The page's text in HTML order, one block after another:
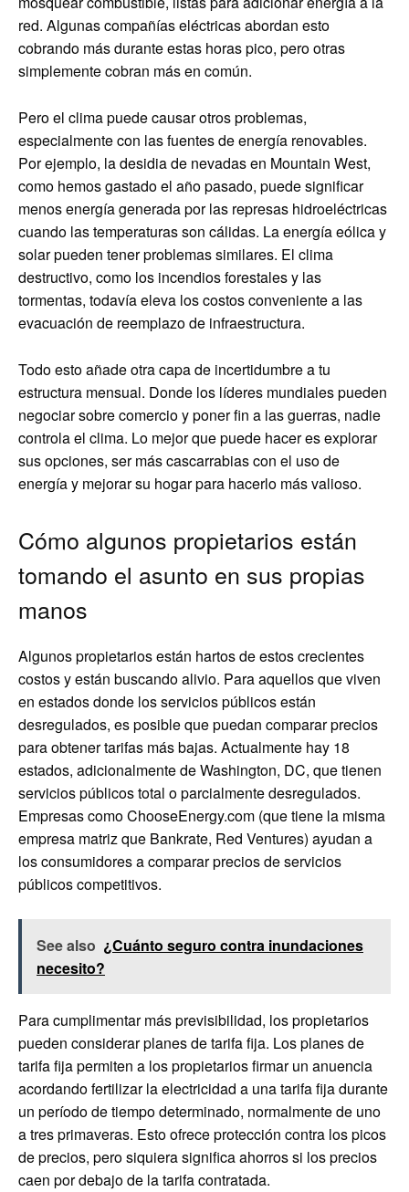
red. Algunas compañías eléctricas abordan esto
cobrando más durante estas horas pico, pero otras
simplemente cobran más en común.
Pero el clima puede causar otros problemas,
especialmente con las fuentes de energía renovables.
Por ejemplo, la desidia de nevadas en Mountain West,
como hemos gastado el año pasado, puede significar
menos energía generada por las represas hidroeléctricas
cuando las temperaturas son cálidas. La energía eólica y
solar pueden tener problemas similares. El clima
destructivo, como los incendios forestales y las
tormentas, todavía eleva los costos conveniente a las
evacuación de reemplazo de infraestructura.
Todo esto añade otra capa de incertidumbre a tu
estructura mensual. Donde los líderes mundiales pueden
negociar sobre comercio y poner fin a las guerras, nadie
controla el clima. Lo mejor que puede hacer es explorar
sus opciones, ser más cascarrabias con el uso de
energía y mejorar su hogar para hacerlo más valioso.
Cómo algunos propietarios están
tomando el asunto en sus propias
manos
Algunos propietarios están hartos de estos crecientes
costos y están buscando alivio. Para aquellos que viven
en estados donde los servicios públicos están
desregulados, es posible que puedan comparar precios
para obtener tarifas más bajas. Actualmente hay 18
estados, adicionalmente de Washington, DC, que tienen
servicios públicos total o parcialmente desregulados.
Empresas como ChooseEnergy.com (que tiene la misma
empresa matriz que Bankrate, Red Ventures) ayudan a
los consumidores a comparar precios de servicios
públicos competitivos.
See also ¿Cuánto seguro contra inundaciones
necesito?
Para cumplimentar más previsibilidad, los propietarios
pueden considerar planes de tarifa fija. Los planes de
tarifa fija permiten a los propietarios firmar un anuencia
acordando fertilizar la electricidad a una tarifa fija durante
un período de tiempo determinado, normalmente de uno
a tres primaveras. Esto ofrece protección contra los picos
de precios, pero siquiera significa ahorros si los precios
caen por debajo de la tarifa contratada.